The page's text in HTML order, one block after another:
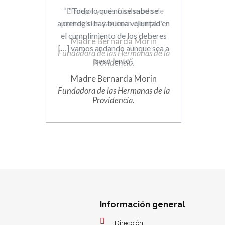
“Todo lo que no se sabe se
aprende si hay buena voluntad en
el cumplimiento de los deberes
[…] vamos andando aunque sea a
paso lento”.
Madre Bernarda Morin
Fundadora de las Hermanas de la
Providencia.
Información general
Dirección